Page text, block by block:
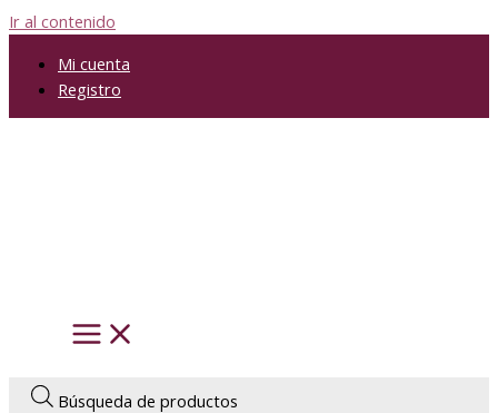
Ir al contenido
Mi cuenta
Registro
Búsqueda de productos